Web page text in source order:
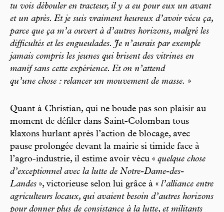
tu vois débouler en tracteur, il y a eu pour eux un avant
et un après. Et je suis vraiment heureux d’avoir vécu ça,
parce que ça m’a ouvert à d’autres horizons, malgré les
difficultés et les engueulades. Je n’aurais par exemple
jamais compris les jeunes qui brisent des vitrines en
manif sans cette expérience. Et on n’attend
qu’une chose : relancer un mouvement de masse. »
Quant à Christian, qui ne boude pas son plaisir au
moment de défiler dans Saint-Colomban tous
klaxons hurlant après l’action de blocage, avec
pause prolongée devant la mairie si timide face à
l’agro-industrie, il estime avoir vécu « quelque chose
d’exceptionnel avec la lutte de Notre-Dame-des-
Landes », victorieuse selon lui grâce à « l’alliance entre
agriculteurs locaux, qui avaient besoin d’autres horizons
pour donner plus de consistance à la lutte, et militants